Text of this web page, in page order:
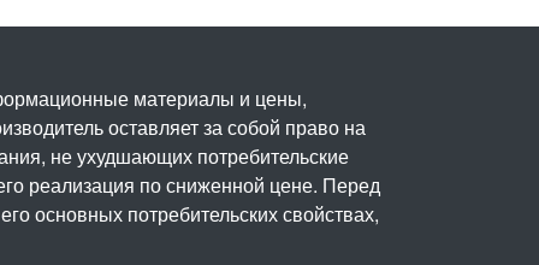
материалы и цены,
оставляет за собой право на
не ухудшающих потребительские
реализация по сниженной цене. Перед
основных потребительских свойствах,